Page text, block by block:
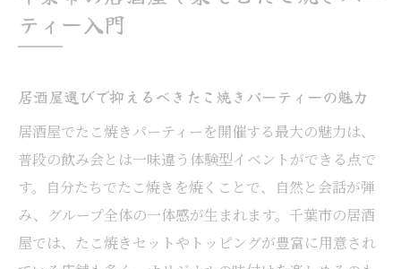
グループで盛り上がる居酒屋たこ焼きイベ
千葉市で居酒屋タコパを企画する前の準備
ポイント
アツアツたこ焼きで盛り上がる宴が叶う場所
居酒屋でアツアツたこ焼きが楽しめる理由
とは
千葉市の居酒屋で宴会に最適なたこ焼きス
ティー入門
居酒屋選びで抑えるべきたこ焼きパーティーの魅力
居酒屋でたこ焼きパーティーを開催する最大の魅力は、
普段の飲み会とは一味違う体験型イベントができる点で
す。自分たちでたこ焼きを焼くことで、自然と会話が弾
み、グループ全体の一体感が生まれます。千葉市の居酒
屋では、たこ焼きセットやトッピングが豊富に用意され